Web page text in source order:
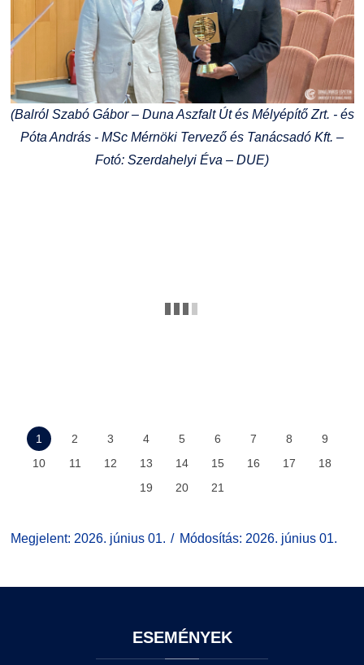
(Balról Szabó Gábor – Duna Aszfalt Út és Mélyépítő Zrt. - és
Póta András - MSc Mérnöki Tervező és Tanácsadó Kft. –
Fotó: Szerdahelyi Éva – DUE)
1 2 3 4 5 6 7 8
9
10
11 12 13 14 15 16 17
18
19
20 21
Megjelent: 2026. június 01. Módosítás: 2026. június 01.
ESEMÉNYEK